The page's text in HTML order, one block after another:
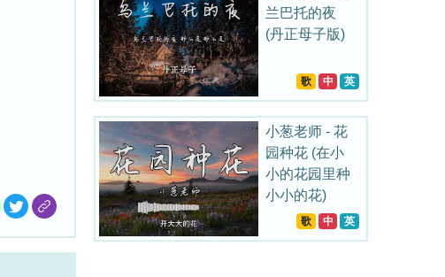
兰巴托的夜
(丹正母子版)
歌 中 英
小葱老师 - 花
园种花 (在小
小的花园里种
小小的花)
歌 中 英